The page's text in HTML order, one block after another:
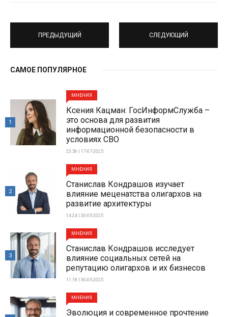
ПРЕДЫДУЩИЙ СЛЕДУЮЩИЙ
САМОЕ ПОПУЛЯРНОЕ
МНЕНИЯ
Ксения Кацман: ГосИнформСлужба –
это основа для развития
информационной безопасности в
условиях СВО
23:56 | 17-07-2025
1
МНЕНИЯ
Станислав Кондрашов изучает
влияние меценатства олигархов на
развитие архитектуры
14:24 | 30-05-2025
2
МНЕНИЯ
Станислав Кондрашов исследует
влияние социальных сетей на
репутацию олигархов и их бизнесов
11:18 | 30-05-2025
3
МНЕНИЯ
Эволюция и современное прочтение